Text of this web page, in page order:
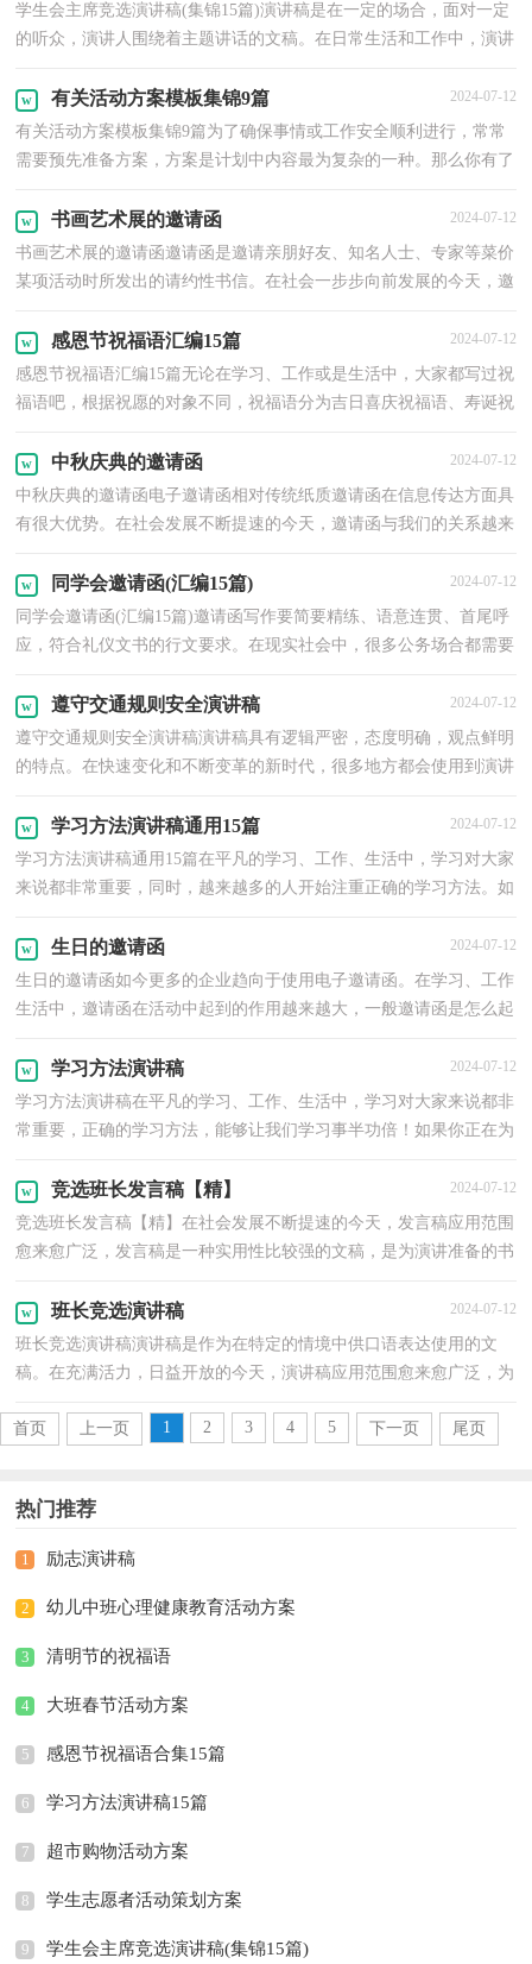
学生会主席竞选演讲稿(集锦15篇)演讲稿是在一定的场合，面对一定
的听众，演讲人围绕着主题讲话的文稿。在日常生活和工作中，演讲
有关活动方案模板集锦9篇 2024-07-12
有关活动方案模板集锦9篇为了确保事情或工作安全顺利进行，常常
需要预先准备方案，方案是计划中内容最为复杂的一种。那么你有了
书画艺术展的邀请函 2024-07-12
书画艺术展的邀请函邀请函是邀请亲朋好友、知名人士、专家等菜价
某项活动时所发出的请约性书信。在社会一步步向前发展的今天，邀
感恩节祝福语汇编15篇 2024-07-12
感恩节祝福语汇编15篇无论在学习、工作或是生活中，大家都写过祝
福语吧，根据祝愿的对象不同，祝福语分为吉日喜庆祝福语、寿诞祝
中秋庆典的邀请函 2024-07-12
中秋庆典的邀请函电子邀请函相对传统纸质邀请函在信息传达方面具
有很大优势。在社会发展不断提速的今天，邀请函与我们的关系越来
同学会邀请函(汇编15篇) 2024-07-12
同学会邀请函(汇编15篇)邀请函写作要简要精练、语意连贯、首尾呼
应，符合礼仪文书的行文要求。在现实社会中，很多公务场合都需要
遵守交通规则安全演讲稿 2024-07-12
遵守交通规则安全演讲稿演讲稿具有逻辑严密，态度明确，观点鲜明
的特点。在快速变化和不断变革的新时代，很多地方都会使用到演讲
学习方法演讲稿通用15篇 2024-07-12
学习方法演讲稿通用15篇在平凡的学习、工作、生活中，学习对大家
来说都非常重要，同时，越来越多的人开始注重正确的学习方法。如
生日的邀请函 2024-07-12
生日的邀请函如今更多的企业趋向于使用电子邀请函。在学习、工作
生活中，邀请函在活动中起到的作用越来越大，一般邀请函是怎么起
学习方法演讲稿 2024-07-12
学习方法演讲稿在平凡的学习、工作、生活中，学习对大家来说都非
常重要，正确的学习方法，能够让我们学习事半功倍！如果你正在为
竞选班长发言稿【精】 2024-07-12
竞选班长发言稿【精】在社会发展不断提速的今天，发言稿应用范围
愈来愈广泛，发言稿是一种实用性比较强的文稿，是为演讲准备的书
班长竞选演讲稿 2024-07-12
班长竞选演讲稿演讲稿是作为在特定的情境中供口语表达使用的文
稿。在充满活力，日益开放的今天，演讲稿应用范围愈来愈广泛，为
首页
上一页 1 2 3 4 5 下一页 尾页
热门推荐
1 励志演讲稿
2 幼儿中班心理健康教育活动方案
3 清明节的祝福语
4 大班春节活动方案
5 感恩节祝福语合集15篇
6 学习方法演讲稿15篇
7 超市购物活动方案
8 学生志愿者活动策划方案
9 学生会主席竞选演讲稿(集锦15篇)